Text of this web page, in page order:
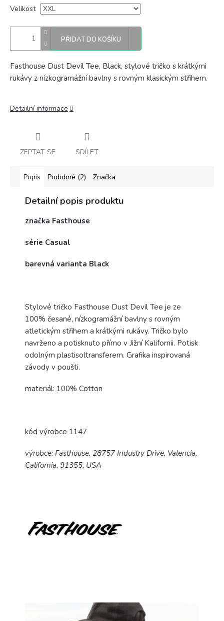
Velikost
PŘIDAT DO KOŠÍKU
Fasthouse Dust Devil Tee, Black, stylové tričko s krátkými
rukávy z nízkogramážní bavlny s rovným klasickým střihem.
Detailní informace
ZEPTAT SE SDÍLET
Popis Podobné (2) Značka
Detailní popis produktu
značka Fasthouse
série Casual
barevná varianta Black
Stylové tričko Fasthouse Dust Devil Tee je ze
100% česané, nízkogramážní bavlny s rovným
atletickým střihem a krátkými rukávy. Tričko bylo
navrženo a potisknuto přímo v Jižní Kalifornii. Potisk
odolným plastisoltransferem. Grafika inspirovaná
závody v poušti.
materiál: 100% Cotton
kód výrobce 1147
výrobce: Fasthouse, 28757 Industry Drive, Valencia,
California, 91355, USA